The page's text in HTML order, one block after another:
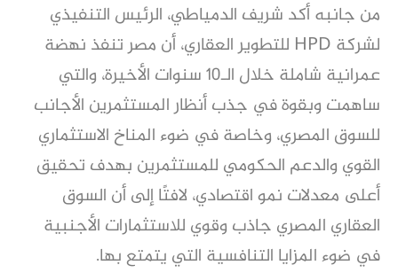
من جانبه أكد شريف الدمياطي، الرئيس التنفيذي
لشركة HPD للتطوير العقاري، أن مصر تنفذ نهضة
عمرانية شاملة خلال الـ10 سنوات الأخيرة، والتي
ساهمت وبقوة في جذب أنظار المستثمرين الأجانب
للسوق المصري، وخاصة في ضوء المناخ الاستثماري
القوي والدعم الحكومي للمستثمرين بهدف تحقيق
أعلى معدلات نمو اقتصادي، لافتًا إلى أن السوق
العقاري المصري جاذب وقوي للاستثمارات الأجنبية
في ضوء المزايا التنافسية التي يتمتع بها.